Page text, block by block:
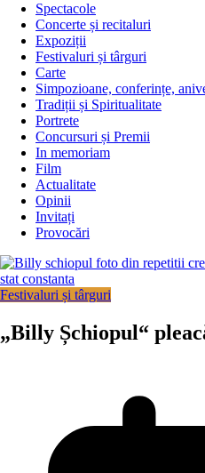
Spectacole
Concerte și recitaluri
Expoziții
Festivaluri și târguri
Carte
Simpozioane, conferințe,
Tradiții și Spiritualitate
Portrete
Concursuri și Premii
In memoriam
Film
Actualitate
Opinii
Invitați
Provocări
Festivaluri și târguri
„Billy Șchiopul“